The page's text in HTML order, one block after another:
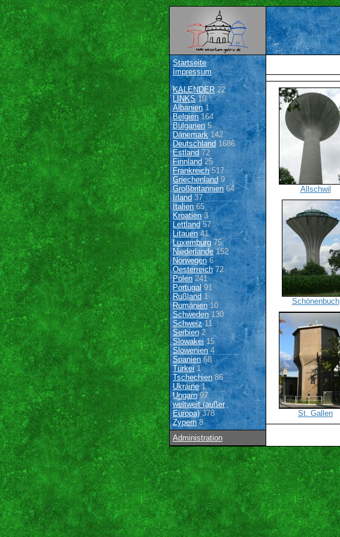
Startseite
Impressum
KALENDER22
LINKS10
Albanien1
Belgien164
Bulgarien 5
Dänemark142
Deutschland 1686
Estland 72
Finnland 25
Frankreich517
Griechenland9
Großbritannien64
Irland 37
Italien65
Kroatien3
Lettland57
Litauen41
Luxemburg 75
Niederlande152
Norwegen6
Oesterreich72
Polen 241
Portugal91
Rußland 1
Rumänien10
Schweden 130
Schweiz11
Serbien2
Slowakei15
Slowenien4
Spanien68
Türkei1
Tschechien 86
Ukraine1
Ungarn97
weltweit (außer
Europa)378
Zypern8
Administration
Allschwil
Schönenbuch
St. Gallen